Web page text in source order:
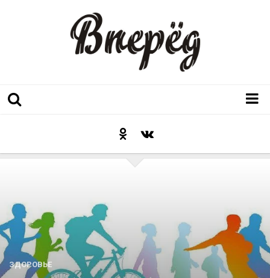
Неожиданный ракурс
Контакты
Люди родного края
ЗДОРОВЬЕ